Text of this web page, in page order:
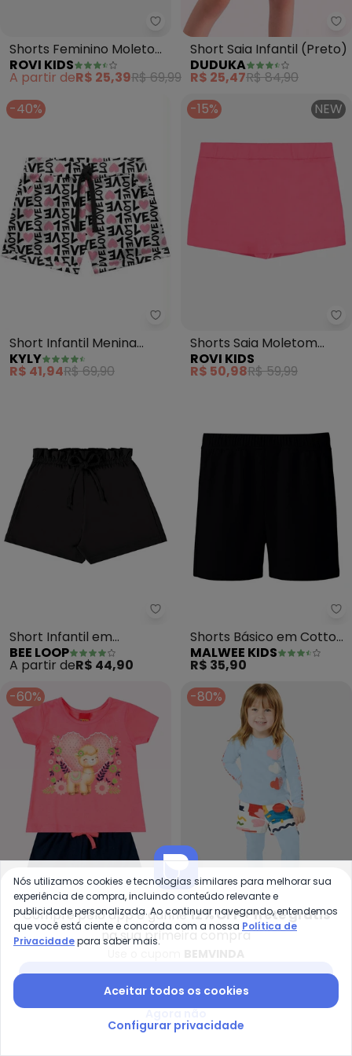
Rovi Kids - Shorts Feminino
Shorts Feminino Moletom
(Cinza)
ROVI KIDS
A partir deR$ 25,39R$ 69,99
Short Saia Infantil (Preto)
DUDUKA
R$ 25,47R$ 84,90
-40%
Kyly - Short Infantil Menina
Short Infantil Menina
(Mescla)
KYLY
R$ 41,94R$ 69,90
-15% NEW
Shorts Saia Moletom
(Rosa)
ROVI KIDS
R$ 50,98R$ 59,99
Bee Loop - Short Infantil em
Short Infantil em
Moletom (Preto)
BEE LOOP
A partir deR$ 44,90
Shorts Básico em Cotton
(Preto)
MALWEE KIDS
R$ 35,90
-60%
Kyly - Conjunto Infantil Menina
Conjunto Infantil Menina
Strass (Rosa)
KYLY
-80%
Short Malha Menina
-74%
Compre pelo app e ganhe12% OFF + frete grátis
na sua primeira compra
Nós utilizamos cookies e tecnologias similares para melhorar sua
experiência de compra, incluindo conteúdo relevante e
publicidade personalizada. Ao continuar navegando, entendemos
que você está ciente e concorda com a nossa Política de
Privacidadepara saber mais.
Aceitar todos os cookies
Configurar privacidade